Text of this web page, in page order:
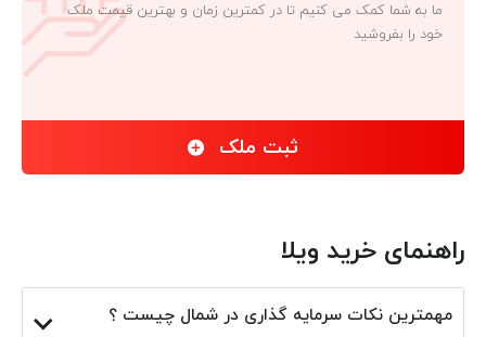
ما به شما کمک می کنیم تا در کمترین زمان و بهترین قیمت ملک
خود را بفروشید
ثبت ملک
راهنمای خرید ویلا
مهمترین نکات سرمایه گذاری در شمال چیست ؟